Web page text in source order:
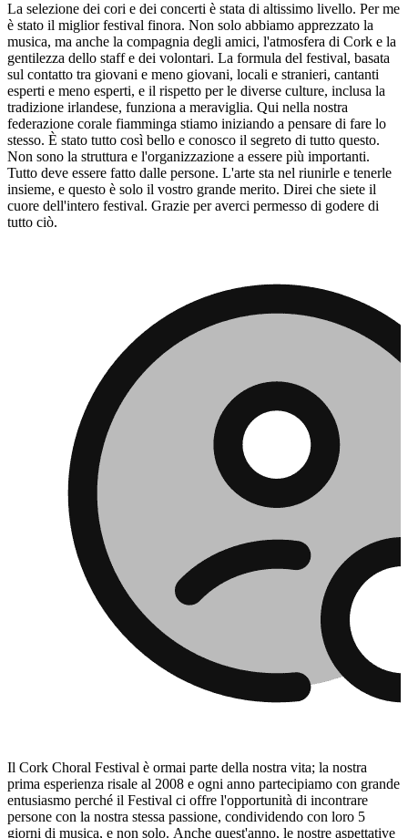
La selezione dei cori e dei concerti è stata di altissimo livello. Per me
è stato il miglior festival finora. Non solo abbiamo apprezzato la
musica, ma anche la compagnia degli amici, l'atmosfera di Cork e la
gentilezza dello staff e dei volontari. La formula del festival, basata
sul contatto tra giovani e meno giovani, locali e stranieri, cantanti
esperti e meno esperti, e il rispetto per le diverse culture, inclusa la
tradizione irlandese, funziona a meraviglia. Qui nella nostra
federazione corale fiamminga stiamo iniziando a pensare di fare lo
stesso. È stato tutto così bello e conosco il segreto di tutto questo.
Non sono la struttura e l'organizzazione a essere più importanti.
Tutto deve essere fatto dalle persone. L'arte sta nel riunirle e tenerle
insieme, e questo è solo il vostro grande merito. Direi che siete il
cuore dell'intero festival. Grazie per averci permesso di godere di
tutto ciò.
Il Cork Choral Festival è ormai parte della nostra vita; la nostra
prima esperienza risale al 2008 e ogni anno partecipiamo con grande
entusiasmo perché il Festival ci offre l'opportunità di incontrare
persone con la nostra stessa passione, condividendo con loro 5
giorni di musica, e non solo. Anche quest'anno, le nostre aspettative